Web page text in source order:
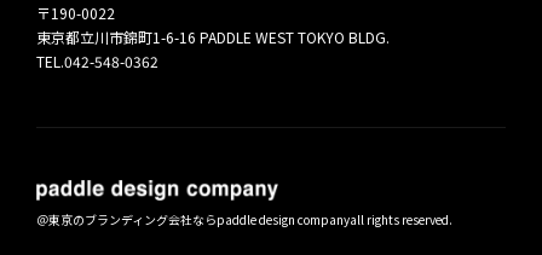
〒190-0022
東京都立川市錦町1-6-16 PADDLE WEST TOKYO BLDG.
TEL.042-548-0362
＠東京のブランディング会社ならpaddle design companyall rights reserved.